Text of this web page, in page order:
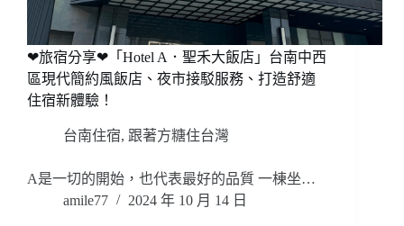
❤旅宿分享❤「Hotel A．聖禾大飯店」台南中西
區現代簡約風飯店、夜市接駁服務、打造舒適
住宿新體驗！
台南住宿, 跟著方糖住台灣
A是一切的開始，也代表最好的品質 一棟坐…
amile77
2024 年 10 月 14 日